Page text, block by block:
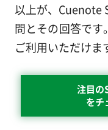
以上が、Cuenote
問とその回答です
ご利用いただけま
注目の
をチ